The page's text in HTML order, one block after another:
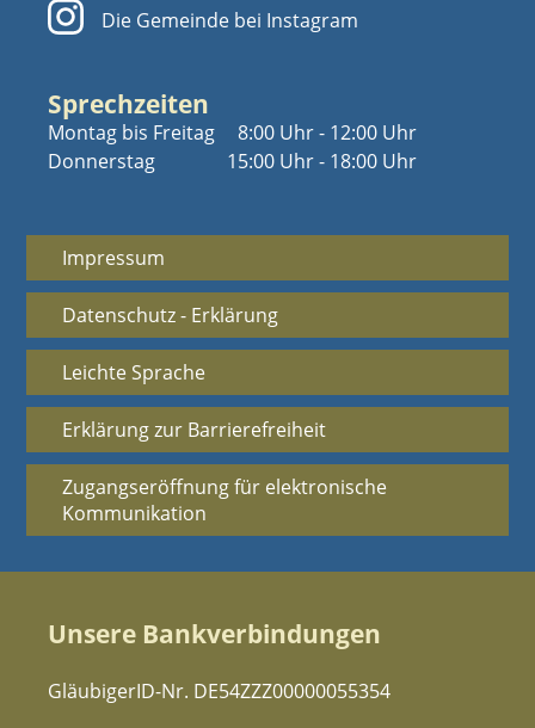
Die Gemeinde bei Instagram
Sprechzeiten
Montag bis Freitag
Donnerstag
8:00 Uhr - 12:00 Uhr
15:00 Uhr - 18:00 Uhr
Impressum
Datenschutz - Erklärung
Leichte Sprache
Erklärung zur Barrierefreiheit
Zugangseröffnung für elektronische
Kommunikation
Unsere Bankverbindungen
GläubigerID-Nr. DE54ZZZ00000055354